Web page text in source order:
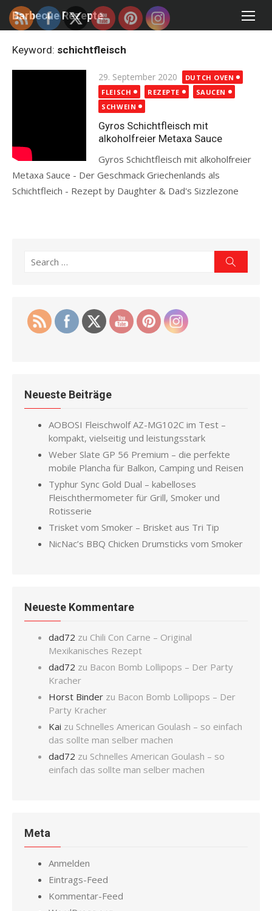
Skip
Barbecue Rezepte
Keyword: schichtfleisch
Posted
on
29. September 2020
DUTCH OVEN
FLEISCH
REZEPTE
SAUCEN
SCHWEIN
Gyros Schichtfleisch mit
alkoholfreier Metaxa Sauce
Gyros Schichtfleisch mit alkoholfreier
Metaxa Sauce - Der Geschmack Griechenlands als
Schichtfleich - Rezept by Daughter & Dad's Sizzlezone
Search
Neueste Beiträge
AOBOSI Fleischwolf AZ-MG102C im Test –
kompakt, vielseitig und leistungsstark
Weber Slate GP 56 Premium – die perfekte
mobile Plancha für Balkon, Camping und Reisen
Typhur Sync Gold Dual – kabelloses
Fleischthermometer für Grill, Smoker und
Rotisserie
Trisket vom Smoker – Brisket aus Tri Tip
NicNac’s BBQ Chicken Drumsticks vom Smoker
Neueste Kommentare
dad72 zu Chili Con Carne – Original
Mexikanisches Rezept
dad72 zu Bacon Bomb Lollipops – Der Party
Kracher
Horst Binder zu Bacon Bomb Lollipops – Der
Party Kracher
Kai zu Schnelles American Goulash – so einfach
das sollte man selber machen
dad72 zu Schnelles American Goulash – so
einfach das sollte man selber machen
Meta
Anmelden
Eintrags-Feed
Kommentar-Feed